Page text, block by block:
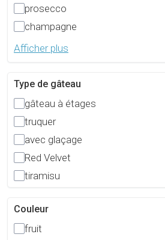
prosecco
champagne
Afficher plus
Type de gâteau
gâteau à étages
truquer
avec glaçage
Red Velvet
tiramisu
Couleur
fruit